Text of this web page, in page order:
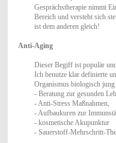
Gesprächstherapie nimmt
Bereich und versteht sich
ist dem anderen gleich!
Anti-Aging
Dieser Begiff ist populär
Ich benutze klar definierte
Organismus biologisch jung
- Beratung zur gesunden
- Anti-Stress Maßnahmen,
- Aufbaukuren zur
- kosmetische Akupunktur
- Sauerstoff-Mehrschritt-